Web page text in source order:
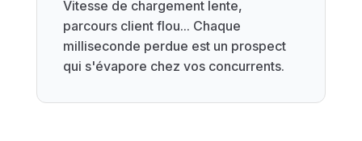
Vitesse de chargement lente,
parcours client flou... Chaque
milliseconde perdue est un prospect
qui s'évapore chez vos concurrents.